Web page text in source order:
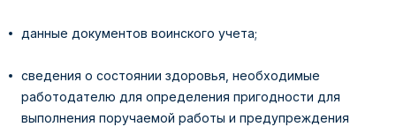
данные документов воинского учета;
сведения о состоянии здоровья, необходимые
работодателю для определения пригодности для
выполнения поручаемой работы и предупреждения